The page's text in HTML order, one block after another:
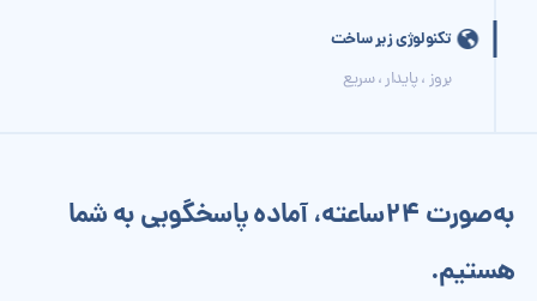
تکنولوژی زیر ساخت
بروز ، پایدار ، سریع
به‌صورت 24‌ساعته، آماده پاسخگویی به شما
هستیم.